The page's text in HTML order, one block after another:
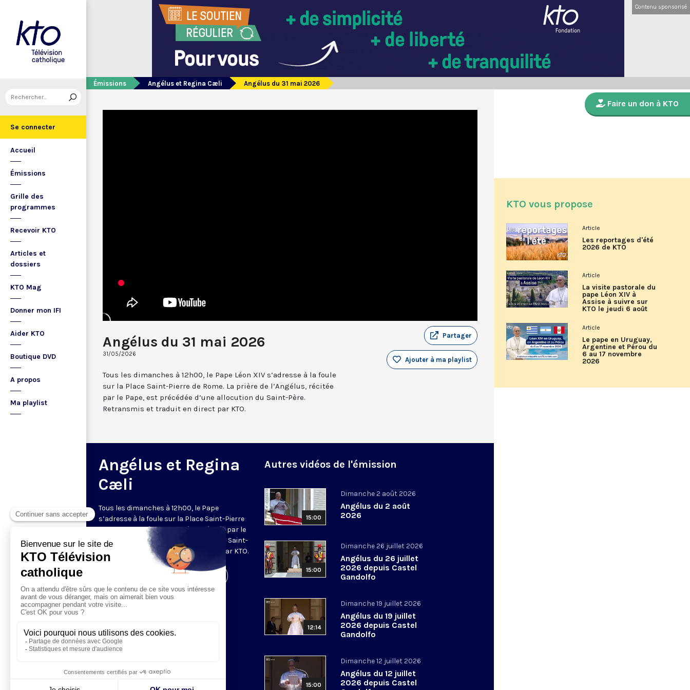
Se connecter
Accueil
Émissions
Grille des
programmes
Recevoir KTO
Articles et
dossiers
KTO Mag
Donner mon IFI
Aider KTO
Boutique DVD
A propos
Ma playlist
Contenu sponsorisé
Émissions Angélus et Regina Cæli Angélus du 31 mai 2026
Angélus du 31 mai 2026
31/05/2026
Partager
Ajouter à ma playlist
Tous les dimanches à 12h00, le Pape Léon XIV s’adresse à la foule
sur la Place Saint-Pierre de Rome. La prière de l’Angélus, récitée
par le Pape, est précédée d’une allocution du Saint-Père.
Retransmis et traduit en direct par KTO.
Angélus et Regina
Cæli
Tous les dimanches à 12h00, le Pape
s’adresse à la foule sur la Place Saint-Pierre
de Rome. La prière de l’Angélus, récitée par le
Pape, est précédée d’une allocution du Saint-
Père. Retransmis et traduit en direct par KTO.
Visiter la page de l'émission
Autres vidéos de l'émission
15:00
Dimanche 2 août 2026
Angélus du 2 août
2026
15:00
Dimanche 26 juillet 2026
Angélus du 26 juillet
2026 depuis Castel
Gandolfo
12:14
Dimanche 19 juillet 2026
Angélus du 19 juillet
2026 depuis Castel
Gandolfo
15:00
Dimanche 12 juillet 2026
Angélus du 12 juillet
2026 depuis Castel
Faire un don à KTO
KTO vous propose
Article
Les reportages d'été
2026 de KTO
Article
La visite pastorale du
pape Léon XIV à
Assise à suivre sur
KTO le jeudi 6 août
Article
Le pape en Uruguay,
Argentine et Pérou du
6 au 17 novembre
2026